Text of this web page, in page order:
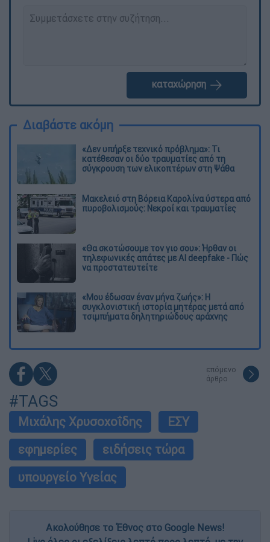
καταχώρηση
Διαβάστε ακόμη
«Δεν υπήρξε τεχνικό πρόβλημα»: Τι
κατέθεσαν οι δύο τραυματίες από τη
σύγκρουση των ελικοπτέρων στη Ψάθα
Μακελειό στη Βόρεια Καρολίνα ύστερα από
πυροβολισμούς: Νεκροί και τραυματίες
«Θα σκοτώσουμε τον γιο σου»: Ήρθαν οι
τηλεφωνικές απάτες με AI deepfake - Πώς
να προστατευτείτε
«Μου έδωσαν έναν μήνα ζωής»: Η
συγκλονιστική ιστορία μητέρας μετά από
τσιμπήματα δηλητηριώδους αράχνης
επόμενο
άρθρο
#TAGS
Μιχάλης Χρυσοχοΐδης
ΕΣΥ
εφημερίες
ειδήσεις τώρα
υπουργείο Υγείας
Ακολούθησε το Έθνος στο Google News!